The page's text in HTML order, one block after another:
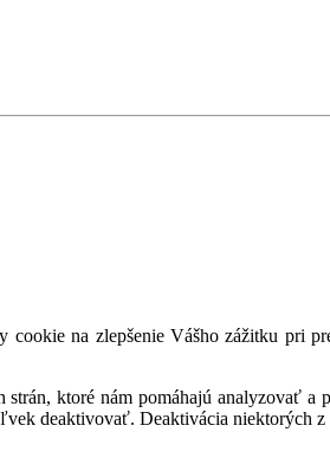
cookie na zlepšenie Vášho zážitku pri
strán, ktoré nám pomáhajú analyzovať
deaktivovať. Deaktivácia niektorých